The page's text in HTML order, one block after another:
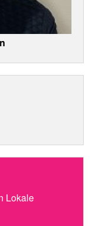
Lokale